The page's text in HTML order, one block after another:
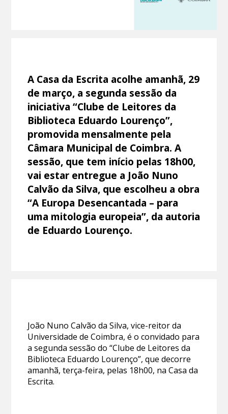
A Casa da Escrita acolhe amanhã, 29
de março, a segunda sessão da
iniciativa “Clube de Leitores da
Biblioteca Eduardo Lourenço”,
promovida mensalmente pela
Câmara Municipal de Coimbra. A
sessão, que tem início pelas 18h00,
vai estar entregue a João Nuno
Calvão da Silva, que escolheu a obra
“A Europa Desencantada – para
uma mitologia europeia”, da autoria
de Eduardo Lourenço.
João Nuno Calvão da Silva, vice-reitor da
Universidade de Coimbra, é o convidado para
a segunda sessão do “Clube de Leitores da
Biblioteca Eduardo Lourenço”, que decorre
amanhã, terça-feira, pelas 18h00, na Casa da
Escrita.